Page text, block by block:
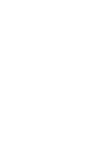
Budaya
Bogor